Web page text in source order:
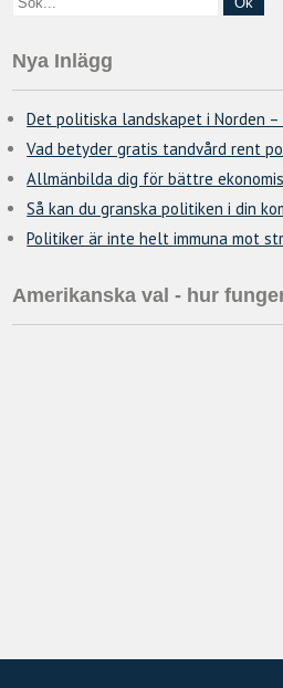
Nya Inlägg
Det politiska landskapet i Norden
Vad betyder gratis tandvård rent
Allmänbilda dig för bättre
Så kan du granska politiken i din
Politiker är inte helt immuna mot
Amerikanska val - hur